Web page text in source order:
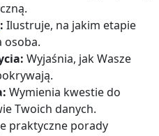
: Ilustruje, na jakim etapie
osoba.
Wyjaśnia, jak Wasze
Wymienia kwestie do
Twoich danych.
praktyczne porady